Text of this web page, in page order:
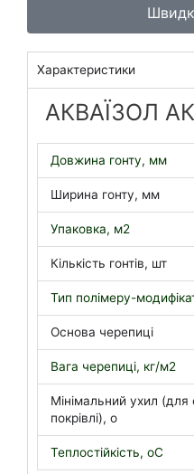
Характеристики
АКВАЇЗОЛ
Довжина гонту, мм
Ширина гонту, мм
Упаковка, м2
Кількість гонтів, шт
Тип полімеру-
Основа черепиці
Вага черепиці, кг/м2
Мінімальний ухил (для
покрівлі), o
Теплостійкість, oC